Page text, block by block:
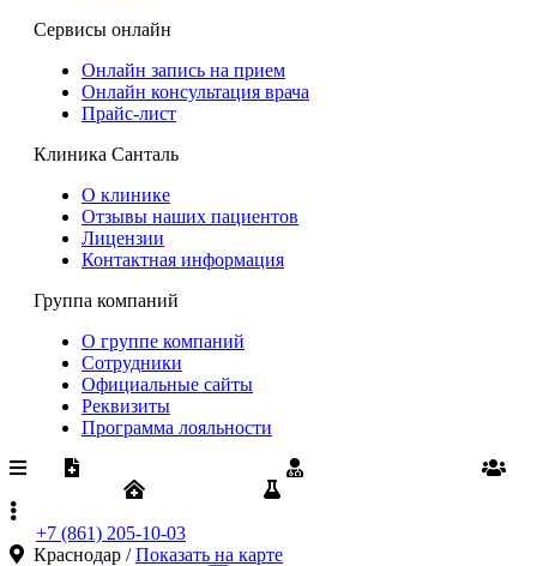
Сервисы онлайн
Онлайн запись на прием
Онлайн консультация врача
Прайс-лист
Клиника Санталь
О клинике
Отзывы наших пациентов
Лицензии
Контактная информация
Группа компаний
О группе компаний
Сотрудники
Официальные сайты
Реквизиты
Программа лояльности
+7 (861) 205-10-03
Краснодар /Показать на карте